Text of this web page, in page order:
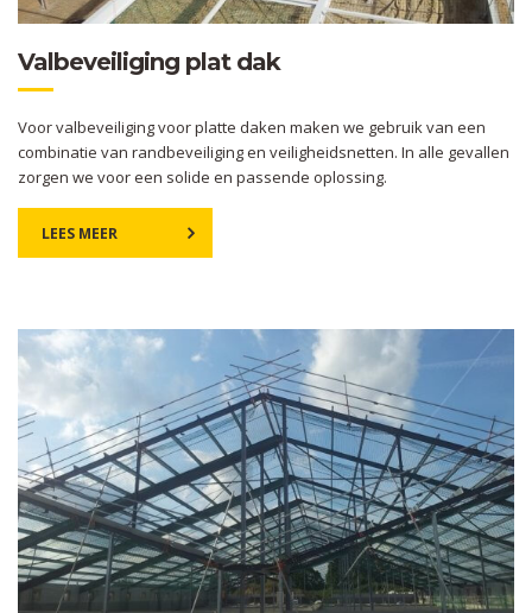
Valbeveiliging plat dak
Voor valbeveiliging voor platte daken maken we gebruik van een
combinatie van randbeveiliging en veiligheidsnetten. In alle gevallen
zorgen we voor een solide en passende oplossing.
LEES MEER